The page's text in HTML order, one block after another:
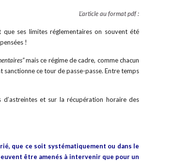
L’article au format pdf :
ses limites réglementaires on souvent été
!
mais ce régime de cadre, comme chacun
sanctionne ce tour de passe-passe. Entre temps
et sur la récupération horaire des
que ce soit systématiquement ou dans le
être amenés à intervenir que pour un